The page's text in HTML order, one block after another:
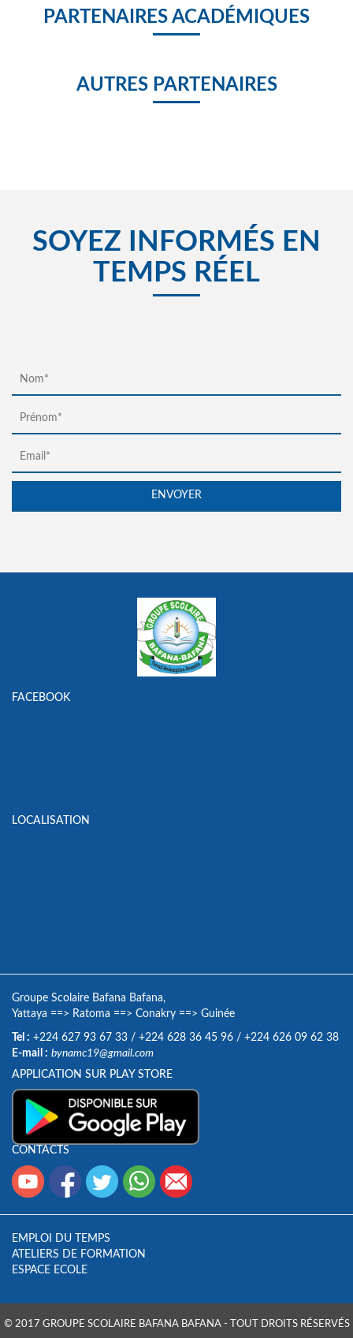
MAgoé Education presentation semaine du numérique 2018
PARTENAIRES ACADÉMIQUES
AUTRES PARTENAIRES
SOYEZ INFORMÉS EN
TEMPS RÉEL
FACEBOOK
LOCALISATION
Groupe Scolaire Bafana Bafana,
Yattaya ==> Ratoma ==> Conakry ==> Guinée
Tel : +224 627 93 67 33 / +224 628 36 45 96 / +224 626 09 62 38
E-mail : bynamc19@gmail.com
APPLICATION SUR PLAY STORE
CONTACTS
EMPLOI DU TEMPS
ATELIERS DE FORMATION
ESPACE ECOLE
© 2017 GROUPE SCOLAIRE BAFANA BAFANA - TOUT DROITS RÉSERVÉS